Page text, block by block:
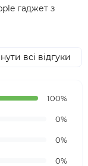
гаджет з
всі відгуки
100%
0%
0%
0%